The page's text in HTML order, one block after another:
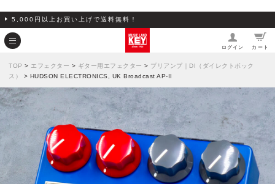
5,000円以上お買い上げで送料無料！
ログイン カート
TOP > エフェクター > ギター用エフェクター > プリアンプ｜DI（ダイレクトボック
ス）
> HUDSON ELECTRONICS, UK Broadcast AP-II